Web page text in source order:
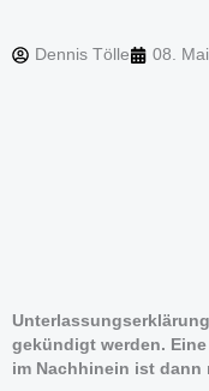
Dennis Tölle 08.
gekündigt werden.
im Nachhinein ist dann